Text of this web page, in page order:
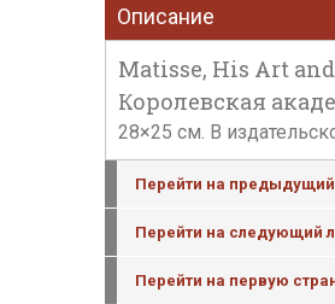
Описание
Matisse, His Art
Королевская
28×25 см. В
Перейти на предыдущий
Перейти на следующий
Перейти на первую